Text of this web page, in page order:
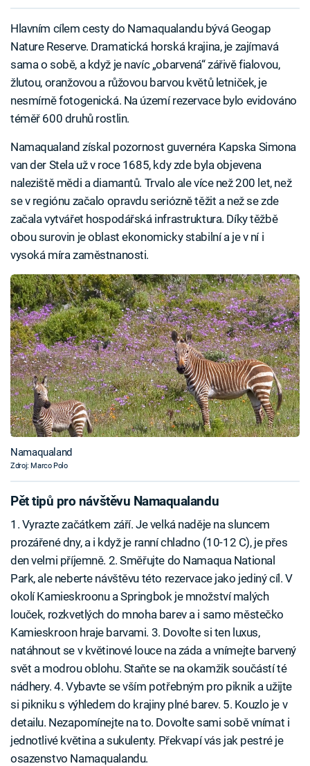
Hlavním cílem cesty do Namaqualandu bývá Geogap
Nature Reserve. Dramatická horská krajina, je zajímavá
sama o sobě, a když je navíc „obarvená“ zářivě fialovou,
žlutou, oranžovou a růžovou barvou květů letniček, je
nesmírně fotogenická. Na území rezervace bylo evidováno
téměř 600 druhů rostlin.
Namaqualand získal pozornost guvernéra Kapska Simona
van der Stela už v roce 1685, kdy zde byla objevena
naleziště mědi a diamantů. Trvalo ale více než 200 let, než
se v regiónu začalo opravdu seriózně těžit a než se zde
začala vytvářet hospodářská infrastruktura. Díky těžbě
obou surovin je oblast ekonomicky stabilní a je v ní i
vysoká míra zaměstnanosti.
Namaqualand
Zdroj: Marco Polo
Pět tipů pro návštěvu Namaqualandu
1. Vyrazte začátkem září. Je velká naděje na sluncem
prozářené dny, a i když je ranní chladno (10-12 C), je přes
den velmi příjemně. 2. Směřujte do Namaqua National
Park, ale neberte návštěvu této rezervace jako jediný cíl. V
okolí Kamieskroonu a Springbok je množství malých
louček, rozkvetlých do mnoha barev a i samo městečko
Kamieskroon hraje barvami. 3. Dovolte si ten luxus,
natáhnout se v květinové louce na záda a vnímejte barvený
svět a modrou oblohu. Staňte se na okamžik součástí té
nádhery. 4. Vybavte se vším potřebným pro piknik a užijte
si pikniku s výhledem do krajiny plné barev. 5. Kouzlo je v
detailu. Nezapomínejte na to. Dovolte sami sobě vnímat i
jednotlivé květina a sukulenty. Překvapí vás jak pestré je
osazenstvo Namaqualandu.